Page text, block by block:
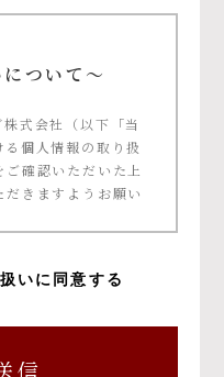
ついて～
式会社（以下「当
個人情報の取り扱
確認いただいた上
きますようお願い
いに同意する